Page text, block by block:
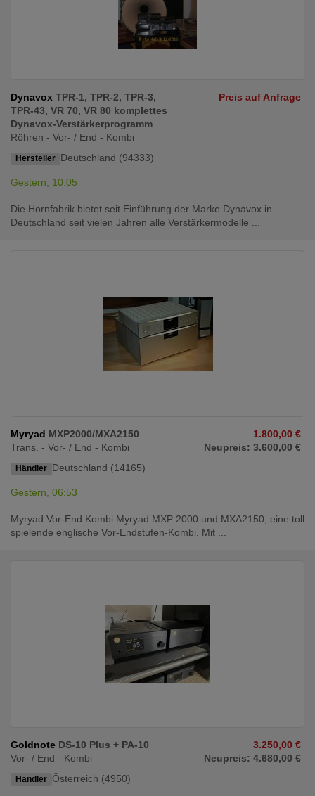
Dynavox TPR-1, TPR-2, TPR-3,
TPR-43, VR 70, VR 80 komplettes
Dynavox-Verstärkerprogramm
Röhren - Vor- / End - Kombi
Hersteller Deutschland (94333)
Preis auf Anfrage
Gestern, 10:05
Die Hornfabrik bietet seit Einführung der Marke Dynavox in
Deutschland seit vielen Jahren alle Verstärkermodelle ...
Myryad MXP2000/MXA2150
Trans. - Vor- / End - Kombi
Händler Deutschland (14165)
1.800,00 €
Neupreis: 3.600,00 €
Gestern, 06:53
Myryad Vor-End Kombi Myryad MXP 2000 und MXA2150, eine toll
spielende englische Vor-Endstufen-Kombi. Mit ...
Goldnote DS-10 Plus + PA-10
Vor- / End - Kombi
Händler Österreich (4950)
3.250,00 €
Neupreis: 4.680,00 €